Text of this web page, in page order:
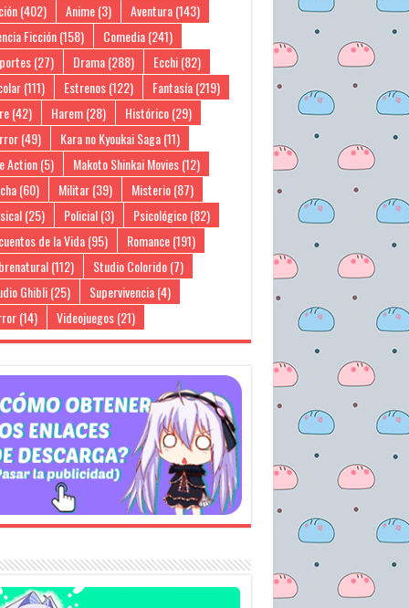
(402) Anime(3) Aventura(143)
Ficción(158) Comedia(241)
(27) Drama(288) Ecchi(82)
(111) Estrenos(122) Fantasía(219)
(42) Harem(28) Histórico(29)
(49) Kara no Kyoukai Saga(11)
Action(5) Makoto Shinkai Movies(12)
(60) Militar(39) Misterio(87)
(25) Policial(3) Psicológico(82)
de la Vida(95) Romance(191)
(112) Studio Colorido(7)
Ghibli(25) Supervivencia(4)
(14) Videojuegos(21)